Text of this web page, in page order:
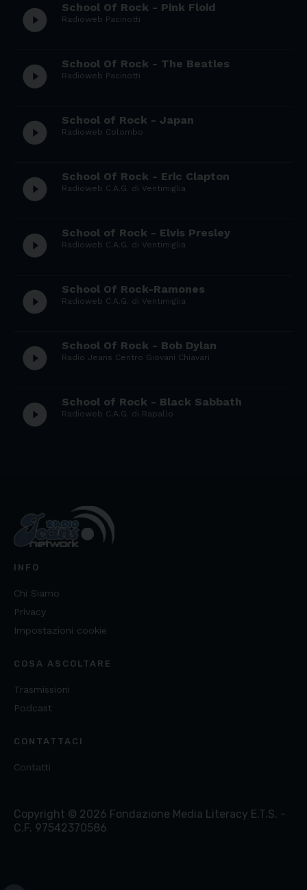
play_circle_filled School Of Rock - Pink Floid
Radioweb Pacinotti
play_circle_filled School Of Rock - The Beatles
Radioweb Pacinotti
play_circle_filled School of Rock - Japan
Radioweb Colombo
play_circle_filled School Of Rock - Eric Clapton
Radioweb C.A.G. di Ventimiglia
play_circle_filled School of Rock - Elvis Presley
Radioweb C.A.G. di Ventimiglia
play_circle_filled School Of Rock-Ramones
Radioweb C.A.G. di Ventimiglia
play_circle_filled School Of Rock - Bob Dylan
Radio Jeans Centro Giovani Chiavari
play_circle_filled School of Rock - Black Sabbath
Radioweb C.A.G. di Rapallo
INFO
Chi Siamo
Privacy
Impostazioni cookie
COSA ASCOLTARE
Trasmissioni
Podcast
CONTATTACI
Contatti
Copyright © 2026 Fondazione Media Literacy E.T.S. -
C.F. 97542370586